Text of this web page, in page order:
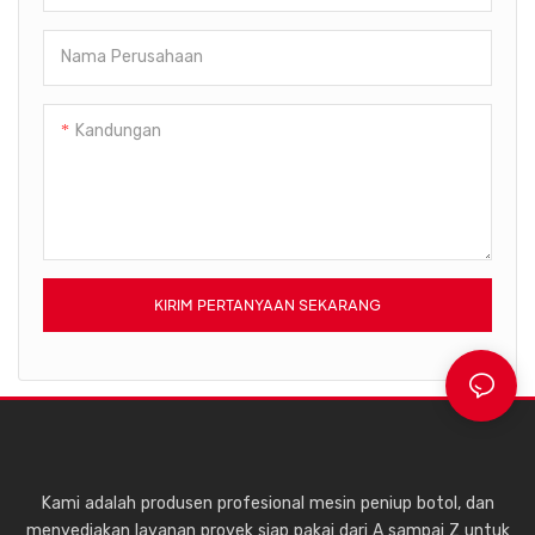
Nama Perusahaan
Kandungan
KIRIM PERTANYAAN SEKARANG
tertandingi, mesin
pembotolan air otomatis
berbagai kebutuhan produksi,
menawarkan fleksibilitas dan
otomatis VFINE – aset luar
Kami adalah produsen profesional mesin peniup botol, dan
menyediakan layanan proyek siap pakai dari A sampai Z untuk